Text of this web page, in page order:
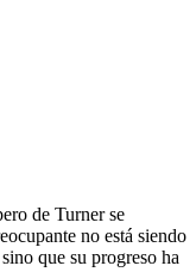
de Turner se
no está siendo
que su progreso ha